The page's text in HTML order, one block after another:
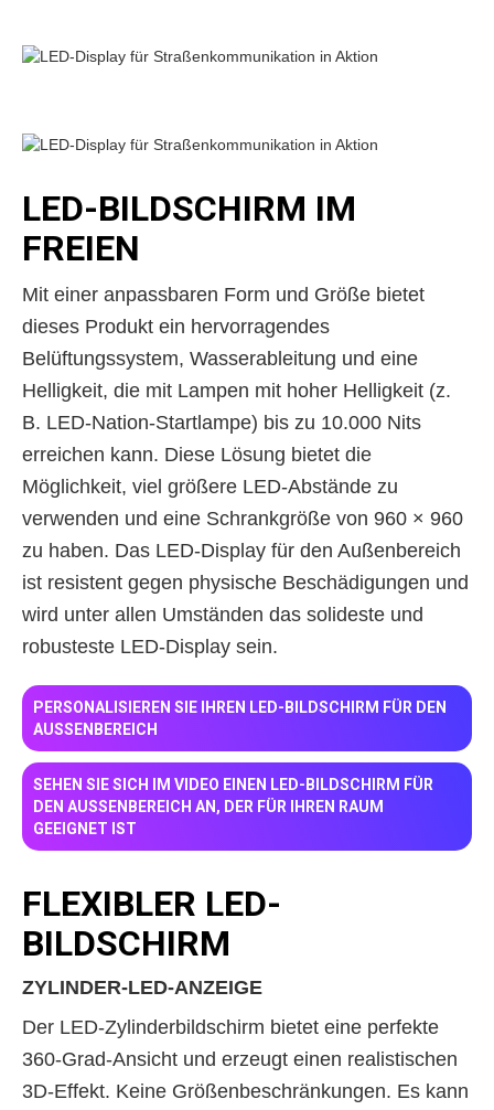
LED-BILDSCHIRM IM
FREIEN
Mit einer anpassbaren Form und Größe bietet
dieses Produkt ein hervorragendes
Belüftungssystem, Wasserableitung und eine
Helligkeit, die mit Lampen mit hoher Helligkeit (z.
B. LED-Nation-Startlampe) bis zu 10.000 Nits
erreichen kann. Diese Lösung bietet die
Möglichkeit, viel größere LED-Abstände zu
verwenden und eine Schrankgröße von 960 × 960
zu haben. Das LED-Display für den Außenbereich
ist resistent gegen physische Beschädigungen und
wird unter allen Umständen das solideste und
robusteste LED-Display sein.
PERSONALISIEREN SIE IHREN LED-BILDSCHIRM FÜR DEN
AUSSENBEREICH
SEHEN SIE SICH IM VIDEO EINEN LED-BILDSCHIRM FÜR
DEN AUSSENBEREICH AN, DER FÜR IHREN RAUM G
EEIGNET IST
FLEXIBLER LED-
BILDSCHIRM
ZYLINDER-LED-ANZEIGE
Der LED-Zylinderbildschirm bietet eine perfekte
360-Grad-Ansicht und erzeugt einen realistischen
3D-Effekt. Keine Größenbeschränkungen. Es kann